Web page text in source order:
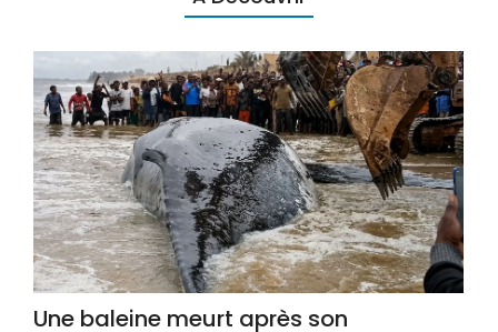
Une baleine meurt après son